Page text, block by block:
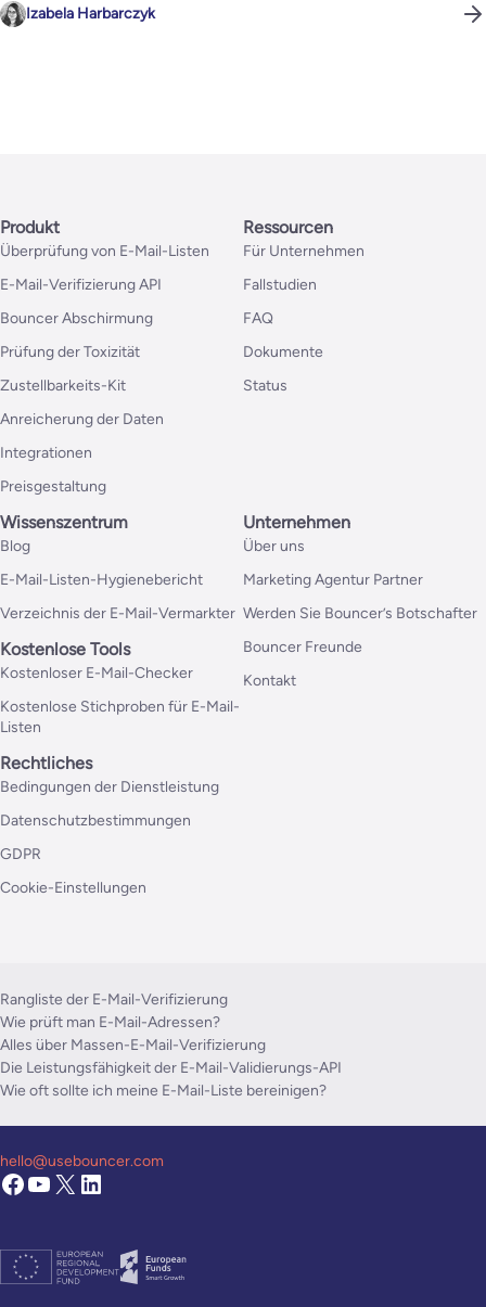
Izabela Harbarczyk
Produkt
Überprüfung von E-Mail-Listen
E-Mail-Verifizierung API
Bouncer Abschirmung
Prüfung der Toxizität
Zustellbarkeits-Kit
Anreicherung der Daten
Integrationen
Preisgestaltung
Ressourcen
Für Unternehmen
Fallstudien
FAQ
Dokumente
Status
Wissenszentrum
Blog
E-Mail-Listen-Hygienebericht
Verzeichnis der E-Mail-Vermarkter
Kostenlose Tools
Kostenloser E-Mail-Checker
Kostenlose Stichproben für E-Mail-
Listen
Unternehmen
Über uns
Marketing Agentur Partner
Werden Sie Bouncer’s Botschafter
Bouncer Freunde
Kontakt
Rechtliches
Bedingungen der Dienstleistung
Datenschutzbestimmungen
GDPR
Cookie-Einstellungen
Rangliste der E-Mail-Verifizierung
Wie prüft man E-Mail-Adressen?
Alles über Massen-E-Mail-Verifizierung
Die Leistungsfähigkeit der E-Mail-Validierungs-API
Wie oft sollte ich meine E-Mail-Liste bereinigen?
hello@usebouncer.com